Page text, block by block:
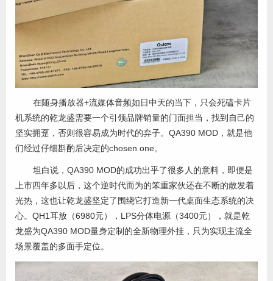
在随身播放器+流媒体音频如日中天的当下，只会死磕卡片
机系统的乾龙盛需要一个引领品牌销量的门面担当，找到自己的
坚实拥趸，否则很容易成为时代的弃子。QA390 MOD，就是他
们经过仔细斟酌后决定的chosen one。
坦白说，QA390 MOD的成功出乎了很多人的意料，即便是
上市四年多以后，这个逆时代而为的笨重家伙还在不断的散发着
光热，这也让乾龙盛坚定了围绕它打造新一代桌面生态系统的决
心。QH1耳放（6980元），LPS分体电源（3400元），就是乾
龙盛为QA390 MOD量身定制的全新物理外挂，只为实现主流全
场景覆盖的多面手定位。